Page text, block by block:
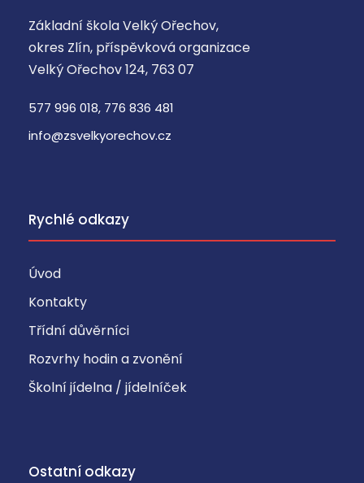
Základní škola Velký Ořechov,
okres Zlín, příspěvková organizace
Velký Ořechov 124, 763 07
577 996 018, 776 836 481
info@zsvelkyorechov.cz
Rychlé odkazy
Úvod
Kontakty
Třídní důvěrníci
Rozvrhy hodin a zvonění
Školní jídelna / jídelníček
Ostatní odkazy